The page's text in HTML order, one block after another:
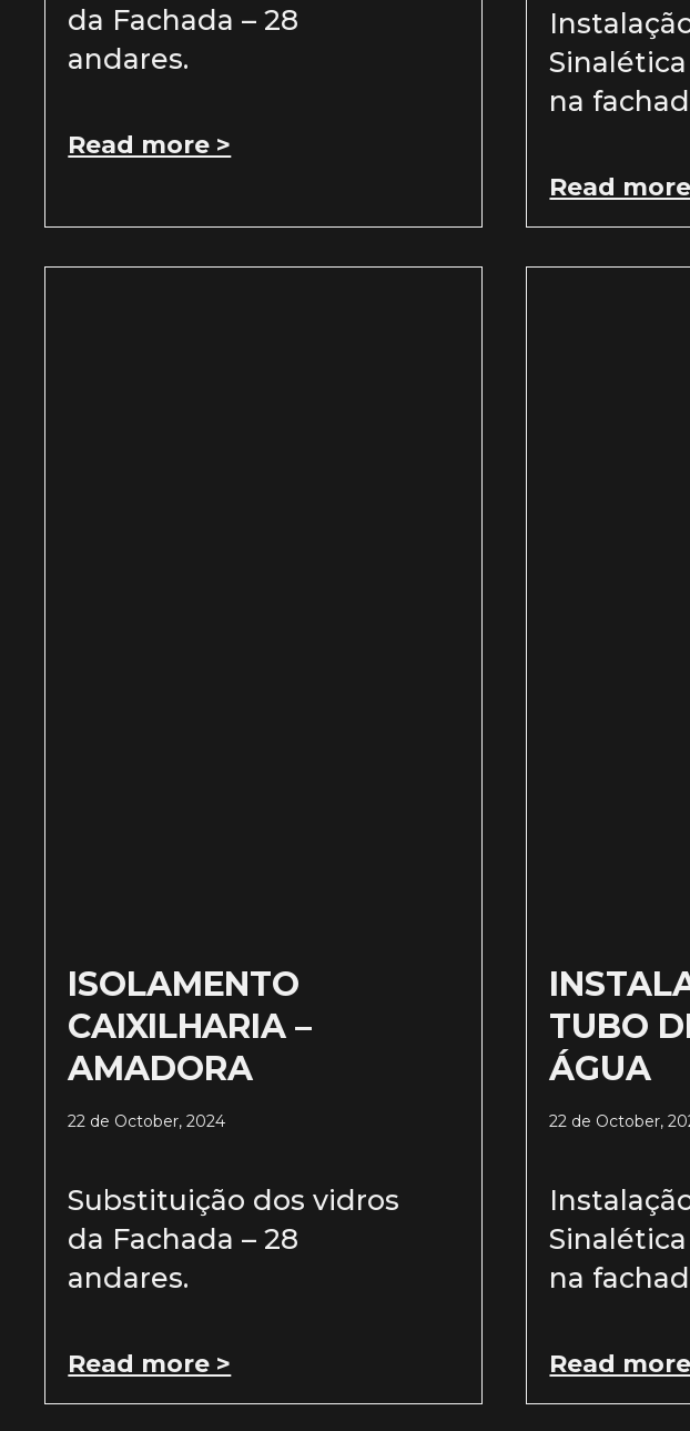
da Fachada – 28
andares.
Read more >
na
Read
ISOLAMENTO
CAIXILHARIA –
AMADORA
22 de October, 2024
Substituição dos vidros
da Fachada – 28
andares.
Read more >
TUBO
ÁGUA
22 de October,
na
Read